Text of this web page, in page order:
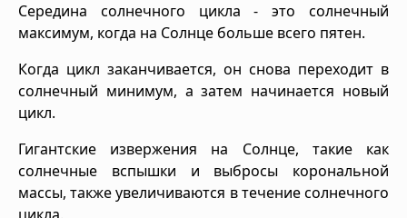
Середина солнечного цикла - это солнечный
максимум, когда на Солнце больше всего пятен.
Когда цикл заканчивается, он снова переходит в
солнечный минимум, а затем начинается новый
цикл.
Гигантские извержения на Солнце, такие как
солнечные вспышки и выбросы корональной
массы, также увеличиваются в течение солнечного